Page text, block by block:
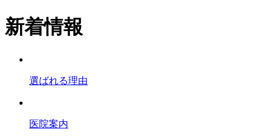
新着情報
選ばれる理由
医院案内